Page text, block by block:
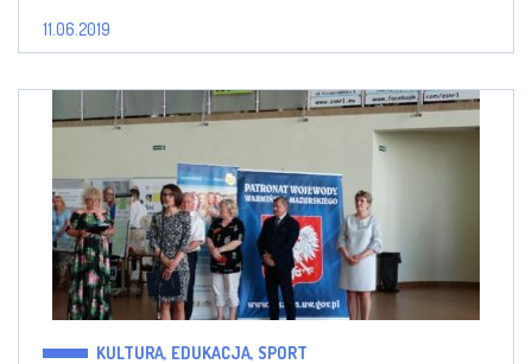
11.06.2019
KULTURA, EDUKACJA, SPORT